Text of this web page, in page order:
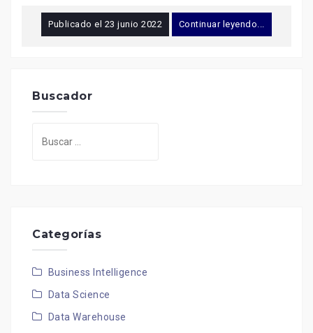
Publicado el 23 junio 2022 Continuar leyendo...
Buscador
Categorías
Business Intelligence
Data Science
Data Warehouse